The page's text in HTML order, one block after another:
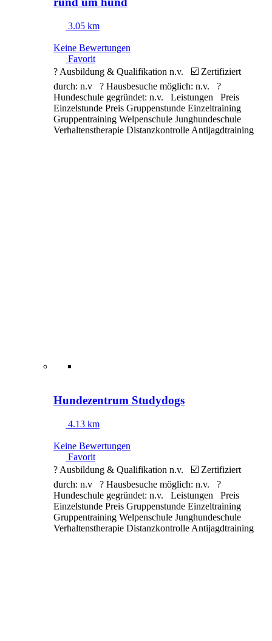
3.05 km
Keine Bewertungen
Favorit
? Ausbildung & Qualifikation n.v. ☑️ Zertifiziert
durch: n.v ? Hausbesuche möglich: n.v. ?
Hundeschule gegründet: n.v. Leistungen Preis
Einzelstunde Preis Gruppenstunde Einzeltraining
Gruppentraining Welpenschule Junghundeschule
Verhaltenstherapie Distanzkontrolle Antijagdtraining
Hundezentrum Studydogs
4.13 km
Keine Bewertungen
Favorit
? Ausbildung & Qualifikation n.v. ☑️ Zertifiziert
durch: n.v ? Hausbesuche möglich: n.v. ?
Hundeschule gegründet: n.v. Leistungen Preis
Einzelstunde Preis Gruppenstunde Einzeltraining
Gruppentraining Welpenschule Junghundeschule
Verhaltenstherapie Distanzkontrolle Antijagdtraining